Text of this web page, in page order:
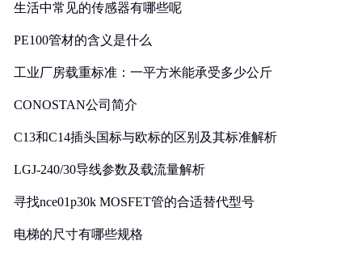
生活中常见的传感器有哪些呢
PE100管材的含义是什么
工业厂房载重标准：一平方米能承受多少公斤
CONOSTAN公司简介
C13和C14插头国标与欧标的区别及其标准解析
LGJ-240/30导线参数及载流量解析
寻找nce01p30k MOSFET管的合适替代型号
电梯的尺寸有哪些规格